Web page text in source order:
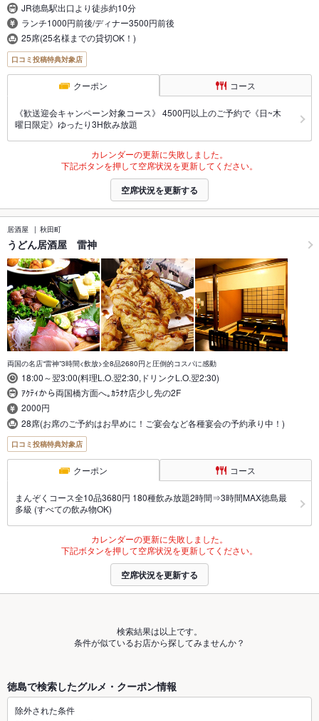
JR徳島駅出口より徒歩約10分
ランチ1000円前後/ディナー3500円前後
25席(25名様までの貸切OK！)
口コミ投稿特典対象店
クーポン コース
《歓送迎会キャンペーン対象コース》 4500円以上のご予約で《日~木
曜日限定》ゆったり3H飲み放題
カレンダーの更新に失敗しました。
下記ボタンを押して空席状況を更新してください。
空席状況を更新する
居酒屋 秋田町
うどん居酒屋 雷神
両国の名店“雷神”3時間<飲放>全8品2680円と圧倒的コスパに感動
18:00～翌3:00(料理L.O.翌2:30,ドリンクL.O.翌2:30)
ｱｸﾃｨから両国橋方面へ｡ｶﾗｵｹ店少し先の2F
2000円
28席(お席のご予約はお早めに！ご宴会など各種宴会の予約承り中！)
口コミ投稿特典対象店
クーポン コース
まんぞくコース全10品3680円 180種飲み放題2時間⇒3時間MAX徳島最
多級 (すべての飲み物OK)
カレンダーの更新に失敗しました。
下記ボタンを押して空席状況を更新してください。
空席状況を更新する
検索結果は以上です。
条件が似ているお店から探してみませんか？
徳島で検索したグルメ・クーポン情報
除外された条件